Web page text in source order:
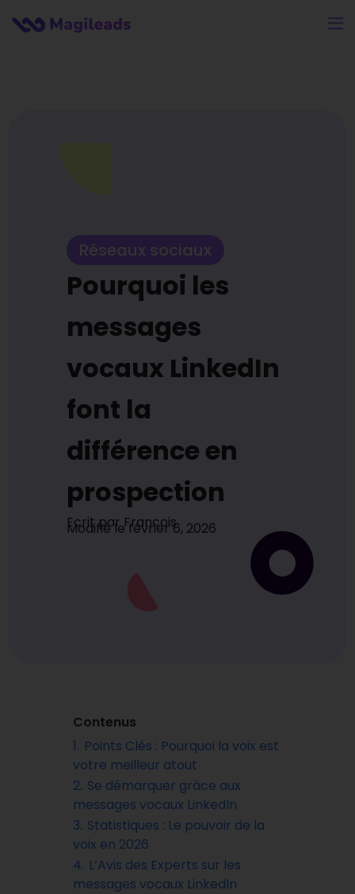
Réseaux sociaux
Pourquoi les
messages
vocaux LinkedIn
font la
différence en
prospection
Ecrit parFrancois
Modifié le février 6, 2026
Contenus
1. Points Clés : Pourquoi la voix est
votre meilleur atout
2. Se démarquer grâce aux
messages vocaux LinkedIn
3. Statistiques : Le pouvoir de la
voix en 2026
4. L’Avis des Experts sur les
messages vocaux LinkedIn